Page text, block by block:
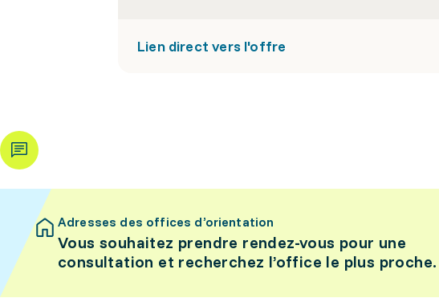
Lien direct vers l'offre
Adresses des offices d’orientation
Vous souhaitez prendre rendez-vous pour une
consultation et recherchez l’office le plus proche.